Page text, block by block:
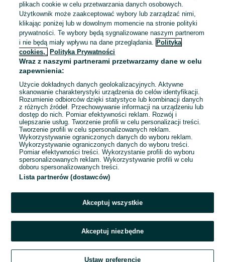
Remo - Naciąg Ambassador
Fiberskyn 15" FA-0515-00 ‼️
105 zł
113,19 zł z Pakietem
Ochronnym
Wągrowiec
Odświeżono dnia 05 sierpnia 2026
1 ... 13 ... 40
Zadzwoń / SMS
plikach cookie w celu przetwarzania danych osobowych.
Użytkownik może zaakceptować wybory lub zarządzać nimi,
klikając poniżej lub w dowolnym momencie na stronie polityki
prywatności. Te wybory będą sygnalizowane naszym partnerom
i nie będą miały wpływu na dane przeglądania. Polityka
cookies,
Polityka Prywatności
Wraz z naszymi partnerami przetwarzamy dane w celu
zapewnienia:
Użycie dokładnych danych geolokalizacyjnych. Aktywne
skanowanie charakterystyki urządzenia do celów identyfikacji.
Rozumienie odbiorców dzięki statystyce lub kombinacji danych
z różnych źródeł. Przechowywanie informacji na urządzeniu lub
dostęp do nich. Pomiar efektywności reklam. Rozwój i
ulepszanie usług. Tworzenie profili w celu personalizacji treści.
Tworzenie profili w celu spersonalizowanych reklam.
Wykorzystywanie ograniczonych danych do wyboru reklam.
Wykorzystywanie ograniczonych danych do wyboru treści.
Pomiar efektywności treści. Wykorzystanie profili do wyboru
spersonalizowanych reklam. Wykorzystywanie profili w celu
doboru spersonalizowanych treści.
Lista partnerów (dostawców)
Akceptuj wszystkie
Akceptuj niezbędne
Ustaw preferencje